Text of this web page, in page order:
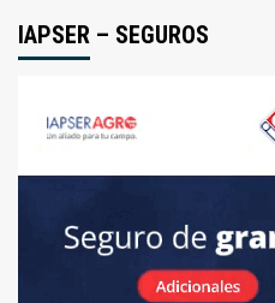
IAPSER – SEGUROS